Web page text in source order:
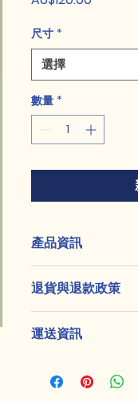
尺寸 *
選擇
數量 *
產品資訊
寸、材料、保固和清
品的獨特之處，以及
能在購買之前清楚了
客有信心和决心購買
退貨與退款政策
產品。撰寫政策時，
運送資訊
的資訊。撰寫政策